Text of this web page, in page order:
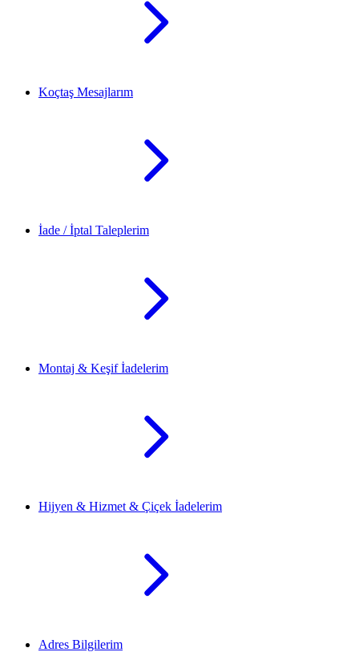
Koçtaş Mesajlarım
İade / İptal Taleplerim
Montaj & Keşif İadelerim
Hijyen & Hizmet & Çiçek İadelerim
Adres Bilgilerim